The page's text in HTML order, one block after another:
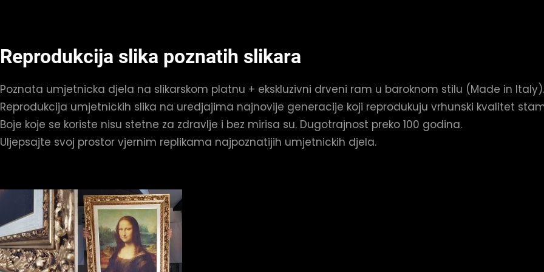
Reprodukcija slika poznatih slikara
Poznata umjetnicka djela na slikarskom platnu + ekskluzivni drveni ram u baroknom stilu (Made in Italy).
Reprodukcija umjetnickih slika na uredjajima najnovije generacije koji reprodukuju vrhunski kvalitet
Boje koje se koriste nisu stetne za zdravlje i bez mirisa su. Dugotrajnost preko 100 godina.
Uljepsajte svoj prostor vjernim replikama najpoznatijih umjetnickih djela.